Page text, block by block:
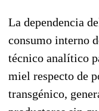
La dependencia
consumo interno
técnico analítico
miel respecto de
transgénico,